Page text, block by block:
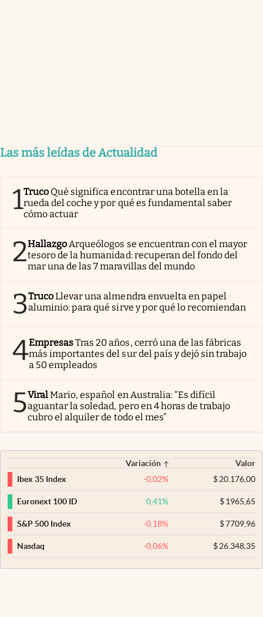
Las más leídas de Actualidad
1Truco Qué significa encontrar una botella en la
rueda del coche y por qué es fundamental saber
cómo actuar
2Hallazgo Arqueólogos se encuentran con el mayor
tesoro de la humanidad: recuperan del fondo del
mar una de las 7 maravillas del mundo
3TrucoLlevar una almendra envuelta en papel
aluminio: para qué sirve y por qué lo recomiendan
4EmpresasTras 20 años, cerró una de las fábricas
más importantes del sur del país y dejó sin trabajo
a 50 empleados
5ViralMario, español en Australia: “Es difícil
aguantar la soledad, pero en 4 horas de trabajo
cubro el alquiler de todo el mes”
Variación
Valor
Ibex 35 Index
-0,02% $20.176,00
Euronext 100 ID 0,41% $1965,65
S&P 500 Index -0,18% $7709,96
Nasdaq -0,06% $26.348,35